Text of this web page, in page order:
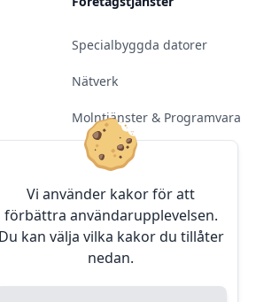
Vi använder kakor för att
förbättra användarupplevelsen.
Du kan välja vilka kakor du tillåter
nedan.
Specialbyggda datorer
Nätverk
Molntjänster & Programvara
Server & Backup
Kameraövervakning
Konferens & Public Display
Sälja elektronik